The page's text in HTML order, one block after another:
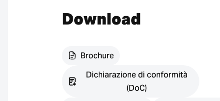
Download
Brochure
Dichiarazione di conformità
(DoC)